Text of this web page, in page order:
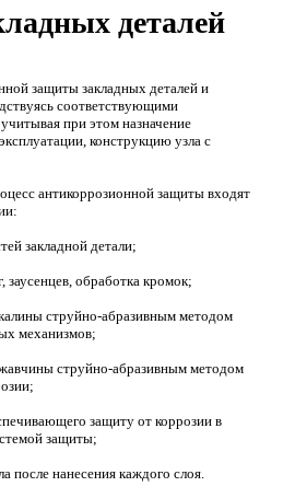
деталей
защиты закладных деталей и
соответствующими
при этом назначение
конструкцию узла с
антикоррозионной защиты входят
закладной детали;
заусенцев, обработка кромок;
струйно-абразивным методом
механизмов;
струйно-абразивным методом
защиту от коррозии в
защиты;
после нанесения каждого слоя.